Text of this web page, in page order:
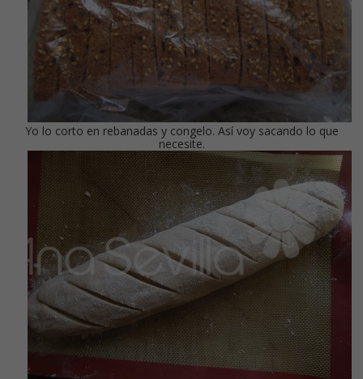
Yo lo corto en rebanadas y congelo. Así voy sacando lo que
necesite.